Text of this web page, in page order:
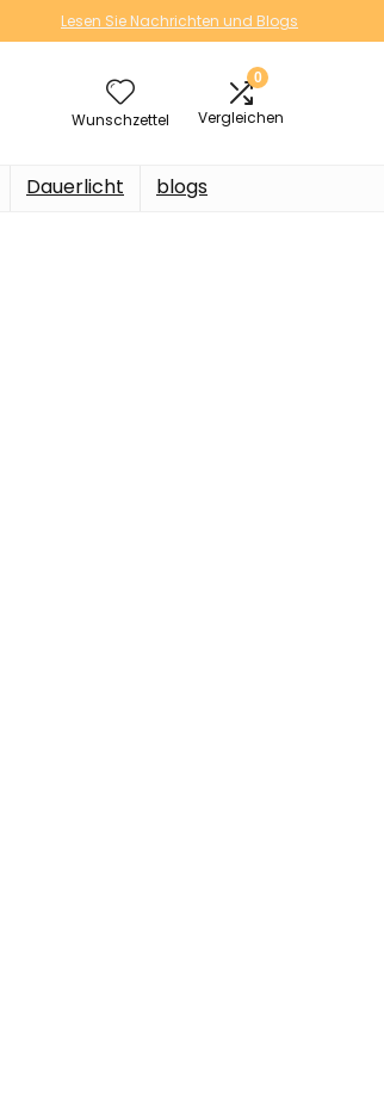
Lesen Sie Nachrichten und Blogs
Wunschzettel
0
Vergleichen
Dauerlicht blogs